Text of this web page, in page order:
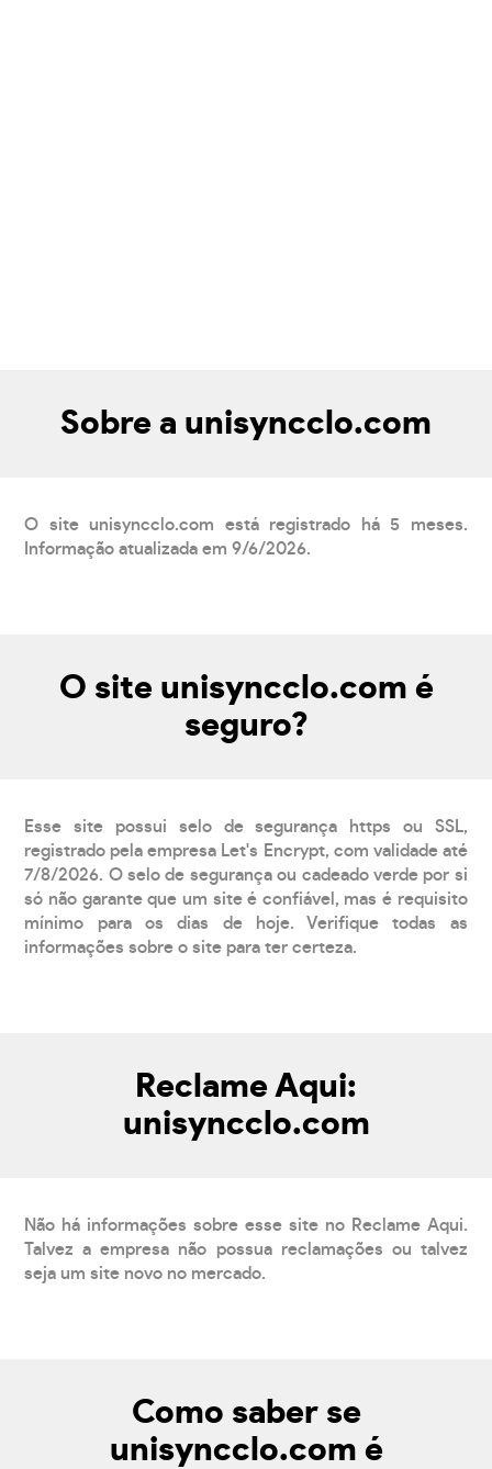
Sobre a unisyncclo.com
O site unisyncclo.com está registrado há 5 meses.
Informação atualizada em 9/6/2026.
O site unisyncclo.com é
seguro?
Esse site possui selo de segurança https ou SSL,
registrado pela empresa Let's Encrypt, com validade até
7/8/2026. O selo de segurança ou cadeado verde por si
só não garante que um site é confiável, mas é requisito
mínimo para os dias de hoje. Verifique todas as
informações sobre o site para ter certeza.
Reclame Aqui:
unisyncclo.com
Não há informações sobre esse site no Reclame Aqui.
Talvez a empresa não possua reclamações ou talvez
seja um site novo no mercado.
Como saber se
unisyncclo.com é